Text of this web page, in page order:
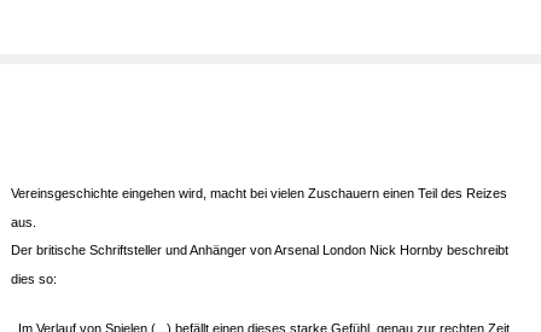
Vereinsgeschichte eingehen wird, macht bei vielen Zuschauern einen Teil des Reizes
aus.
Der britische Schriftsteller und Anhänger von Arsenal London Nick Hornby beschreibt
dies so:
,,Im Verlauf von Spielen (...) befällt einen dieses starke Gefühl, genau zur rechten Zeit